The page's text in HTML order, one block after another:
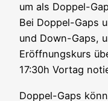
um als Dop­pel-
Bei Dop­pel-Gaps
und Down-Gaps,
Eröff­nungs­kurs
17:30h Vor­tag
Dop­pel-Gaps